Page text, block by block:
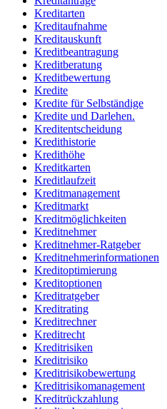
Kreditarten
Kreditaufnahme
Kreditauskunft
Kreditbeantragung
Kreditberatung
Kreditbewertung
Kredite
Kredite für Selbständige
Kredite und Darlehen.
Kreditentscheidung
Kredithistorie
Kredithöhe
Kreditkarten
Kreditlaufzeit
Kreditmanagement
Kreditmarkt
Kreditmöglichkeiten
Kreditnehmer
Kreditnehmer-Ratgeber
Kreditnehmerinformationen
Kreditoptimierung
Kreditoptionen
Kreditratgeber
Kreditrating
Kreditrechner
Kreditrecht
Kreditrisiken
Kreditrisiko
Kreditrisikobewertung
Kreditrisikomanagement
Kreditrückzahlung